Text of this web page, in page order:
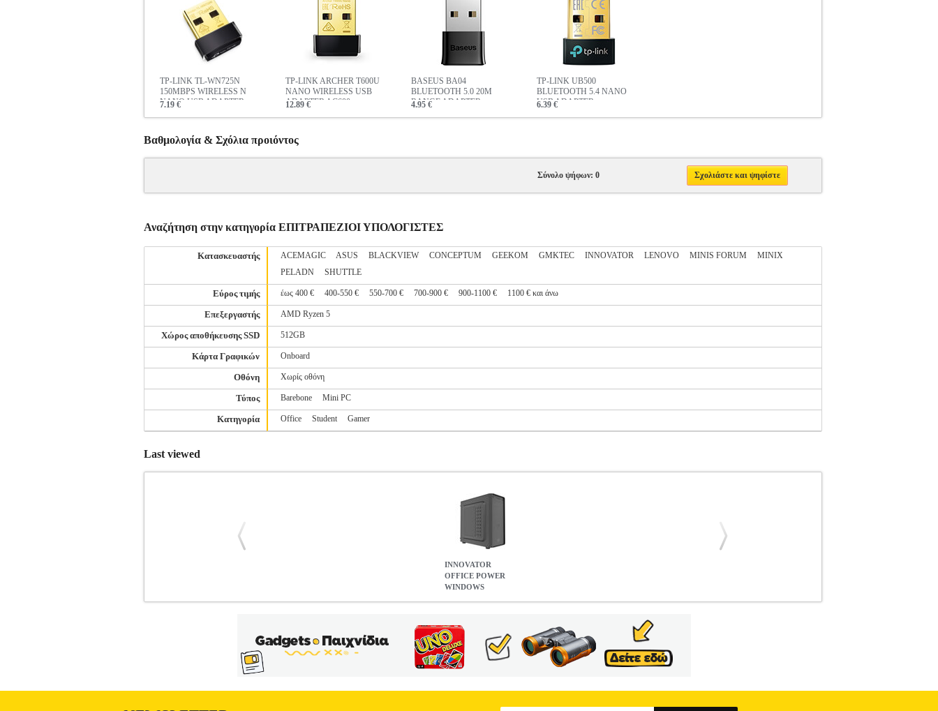
TP-LINK TL-WN725N
150MBPS WIRELESS N
NANO USB ADAPTER
7.19 €
TP-LINK ARCHER T600U
NANO WIRELESS USB
ADAPTER AC600
12.89 €
BASEUS BA04
BLUETOOTH 5.0 20M
RANGE ADAPTER
4.95 €
TP-LINK UB500
BLUETOOTH 5.4 NANO
USB ADAPTER
6.39 €
Βαθμολογία & Σχόλια προιόντος
Σύνολο ψήφων: 0 Σχολιάστε και ψηφίστε
Αναζήτηση στην κατηγορία ΕΠΙΤΡΑΠΕΖΙΟΙ ΥΠΟΛΟΓΙΣΤΕΣ
Κατασκευαστής ACEMAGIC ASUS BLACKVIEW CONCEPTUM GEEKOM GMKTEC INNOVATOR LENOVO MINIS FORUM
MINIX
PELADN
SHUTTLE
Εύρος τιμής έως 400 € 400-550 € 550-700 € 700-900 € 900-1100 € 1100 € και άνω
Επεξεργαστής AMD Ryzen 5
Χώρος αποθήκευσης SSD 512GB
Κάρτα Γραφικών Onboard
Οθόνη Χωρίς οθόνη
Τύπος Barebone Mini PC
Κατηγορία Office Student Gamer
Last viewed
INNOVATOR
OFFICE POWER
WINDOWS
ΕΠΙΤΡΑΠΕΖΙΟΙ ΥΠΟΛΟΓΙΣΤΕΣ •INNOVATOR στην κατηγορία ΕΠΙΤΡΑΠΕΖΙΟΙ ΥΠΟΛΟΓΙΣΤΕΣ Η κεντρική μονάδα INNOVATOR OFFICE POWER
WINDOWS είναι σχεδιασμένη για επαγγελματική χρήση και καθημερινές εργασίες γραφείου, προσφέροντας υψηλή απόδοση και αξιοπιστία. Εξοπλισμένη με
τον επεξεργαστή AMD Ryzen 5 5700G 6 πυρήνων, 16GB DDR4 RAM και γρήγορο 512GB SSD, εξασφαλίζει ομαλή λειτουργία πολλαπλών εφαρμογών και
γρήγορη εκκίνηση του συστήματος. Η μητρική ASRock A520M-HDV παρέχει σταθερότητα και ευελιξία στην αναβάθμιση, ενώ τα Windows 11 Home
προσφέρουν σύγχρονη και φιλική προς τον χρήστη εμπειρία. Η μονάδα αυτή αποτελεί ιδανική επιλογή για επαγγελματίες που χρειάζονται αξιόπιστη και
RAM GOODRAM STANDARD 16GB DDR4 3200MHZ CL22 GR3200D464L22/16GΜΗΤΡΙΚΗ ΚΑΡΤΑ ΜΗΤΡΙΚΗ ASROCK A520M-HDV